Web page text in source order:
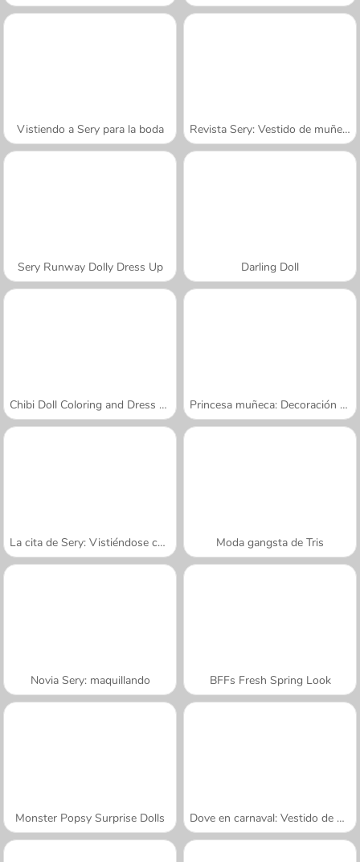
Vistiendo a Sery para la boda Revista Sery: Vestido de muñeca
Sery Runway Dolly Dress Up Darling Doll
Chibi Doll Coloring and Dress Up Princesa muñeca: Decoración navideña
La cita de Sery: Vistiéndose como muñeca Moda gangsta de Tris
Novia Sery: maquillando BFFs Fresh Spring Look
Monster Popsy Surprise Dolls Dove en carnaval: Vestido de muñeca